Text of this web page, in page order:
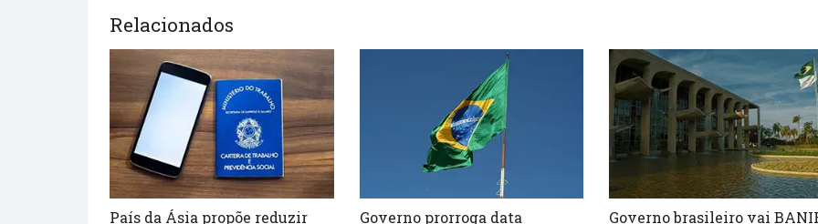
Relacionados
País da Ásia propõe reduzir Governo prorroga data Governo brasileiro vai